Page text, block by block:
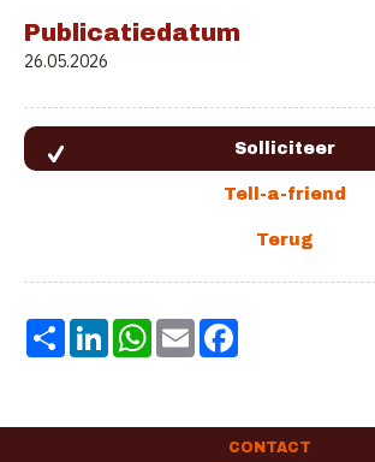
Publicatiedatum
26.05.2026
Share LinkedInWhatsApp
Email
CONTACT